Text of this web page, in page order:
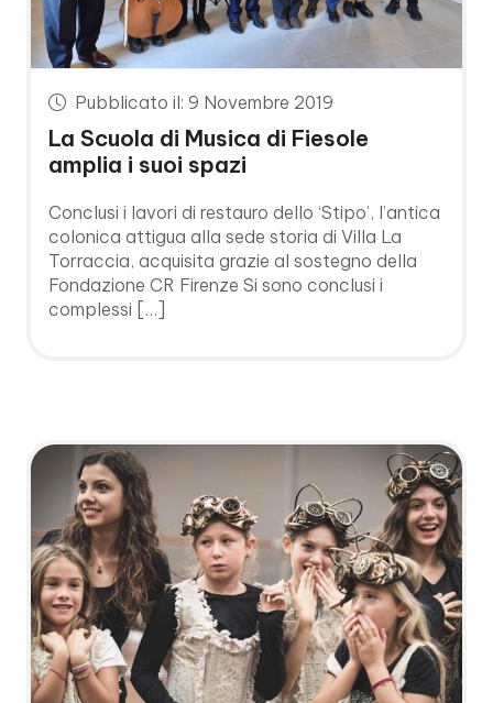
Pubblicato il: 9 Novembre 2019
La Scuola di Musica di Fiesole
amplia i suoi spazi
Conclusi i lavori di restauro dello ‘Stipo’, l’antica
colonica attigua alla sede storia di Villa La
Torraccia, acquisita grazie al sostegno della
Fondazione CR Firenze Si sono conclusi i
complessi […]